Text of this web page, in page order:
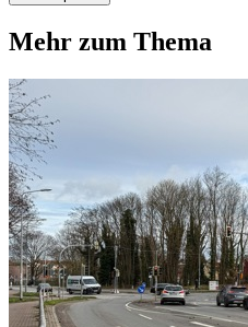
Mehr zum Thema